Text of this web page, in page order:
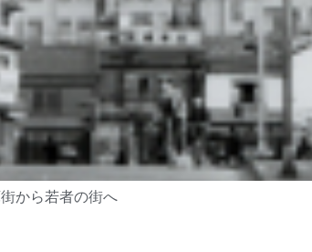
から若者の街へ